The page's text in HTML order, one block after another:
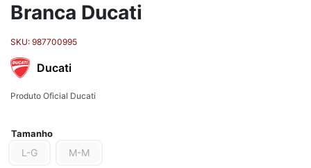
Branca Ducati
SKU: 987700995
Ducati
Produto Oficial Ducati
Tamanho
L-G M-M